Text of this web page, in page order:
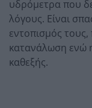
υδρόμετρα που
λόγους. Είναι
εντοπισμός
κατανάλωση ενώ
καθεξής.